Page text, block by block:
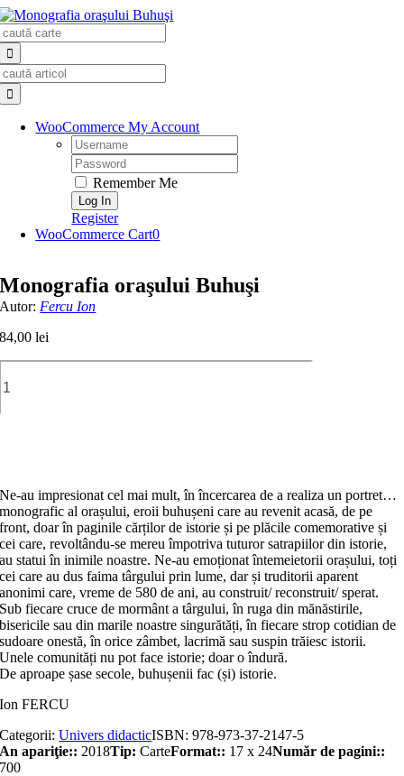
Skip
to
content
WooCommerce My Account
Username:
Password:
Remember Me
Register
WooCommerce Cart0
Monografia oraşului Buhuşi
Autor: Fercu Ion
84,00lei
Ne-au impresionat cel mai mult, în încercarea de a realiza un portret…
monografic al orașului, eroii buhușeni care au revenit acasă, de pe
front, doar în paginile cărților de istorie și pe plăcile comemorative și
cei care, revoltându-se mereu împotriva tuturor satrapiilor din istorie,
au statui în inimile noastre. Ne‑au emoționat întemeietorii orașului, toți
cei care au dus faima târgului prin lume, dar și truditorii aparent
anonimi care, vreme de 580 de ani, au construit/ reconstruit/ sperat.
Sub fiecare cruce de mormânt a târgului, în ruga din mănăstirile,
bisericile sau din marile noastre singurătăți, în fiecare strop cotidian de
sudoare onestă, în orice zâmbet, lacrimă sau suspin trăiesc istorii.
Unele comunități nu pot face istorie; doar o îndură.
De aproape șase secole, buhușenii fac (și) istorie.
Ion FERCU
Categorii:Univers didacticISBN:978-973-37-2147-5
An apariţie:: 2018Tip: CarteFormat:: 17 x 24Număr de pagini::
700